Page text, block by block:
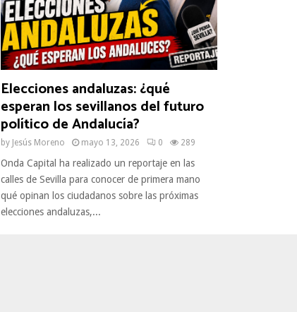
Elecciones andaluzas: ¿qué
esperan los sevillanos del futuro
político de Andalucía?
by Jesús Moreno mayo 13, 2026 0 289
Onda Capital ha realizado un reportaje en las
calles de Sevilla para conocer de primera mano
qué opinan los ciudadanos sobre las próximas
elecciones andaluzas,...